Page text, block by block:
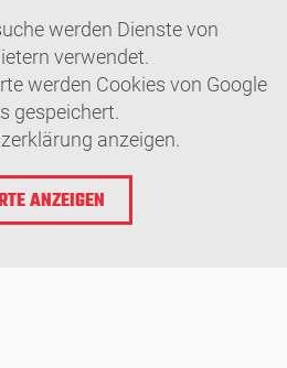
werden Dienste von
verwendet.
werden Cookies von Google
gespeichert.
anzeigen.
ANZEIGEN